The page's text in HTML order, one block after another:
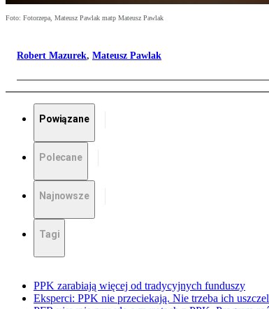
Foto: Fotorzepa, Mateusz Pawlak matp Mateusz Pawlak
Robert Mazurek, Mateusz Pawlak
Powiązane
Polecane
Najnowsze
Tagi
PPK zarabiają więcej od tradycyjnych funduszy
Eksperci: PPK nie przeciekają. Nie trzeba ich